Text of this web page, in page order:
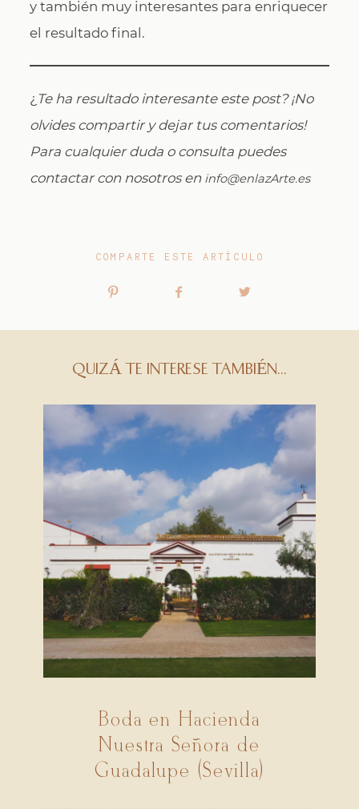
y también muy interesantes para enriquecer
el resultado final.
¿ Te ha resultado interesante este post? ¡No
olvides compartir y dejar tus comentarios!
Para cualquier duda o consulta puedes
contactar con nosotros en info@enlazArte.es
COMPARTE ESTE ARTÍCULO
QUIZÁ TE INTERESE TAMBIÉN...
Boda en Hacienda
Nuestra Señora de
Guadalupe (Sevilla)